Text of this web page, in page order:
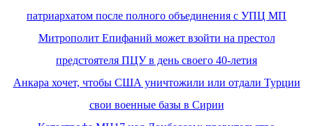
патриархатом после полного объединения с УПЦ МП
Митрополит Епифаний может взойти на престол
предстоятеля ПЦУ в день своего 40-летия
Анкара хочет, чтобы США уничтожили или отдали Турции
свои военные базы в Сирии